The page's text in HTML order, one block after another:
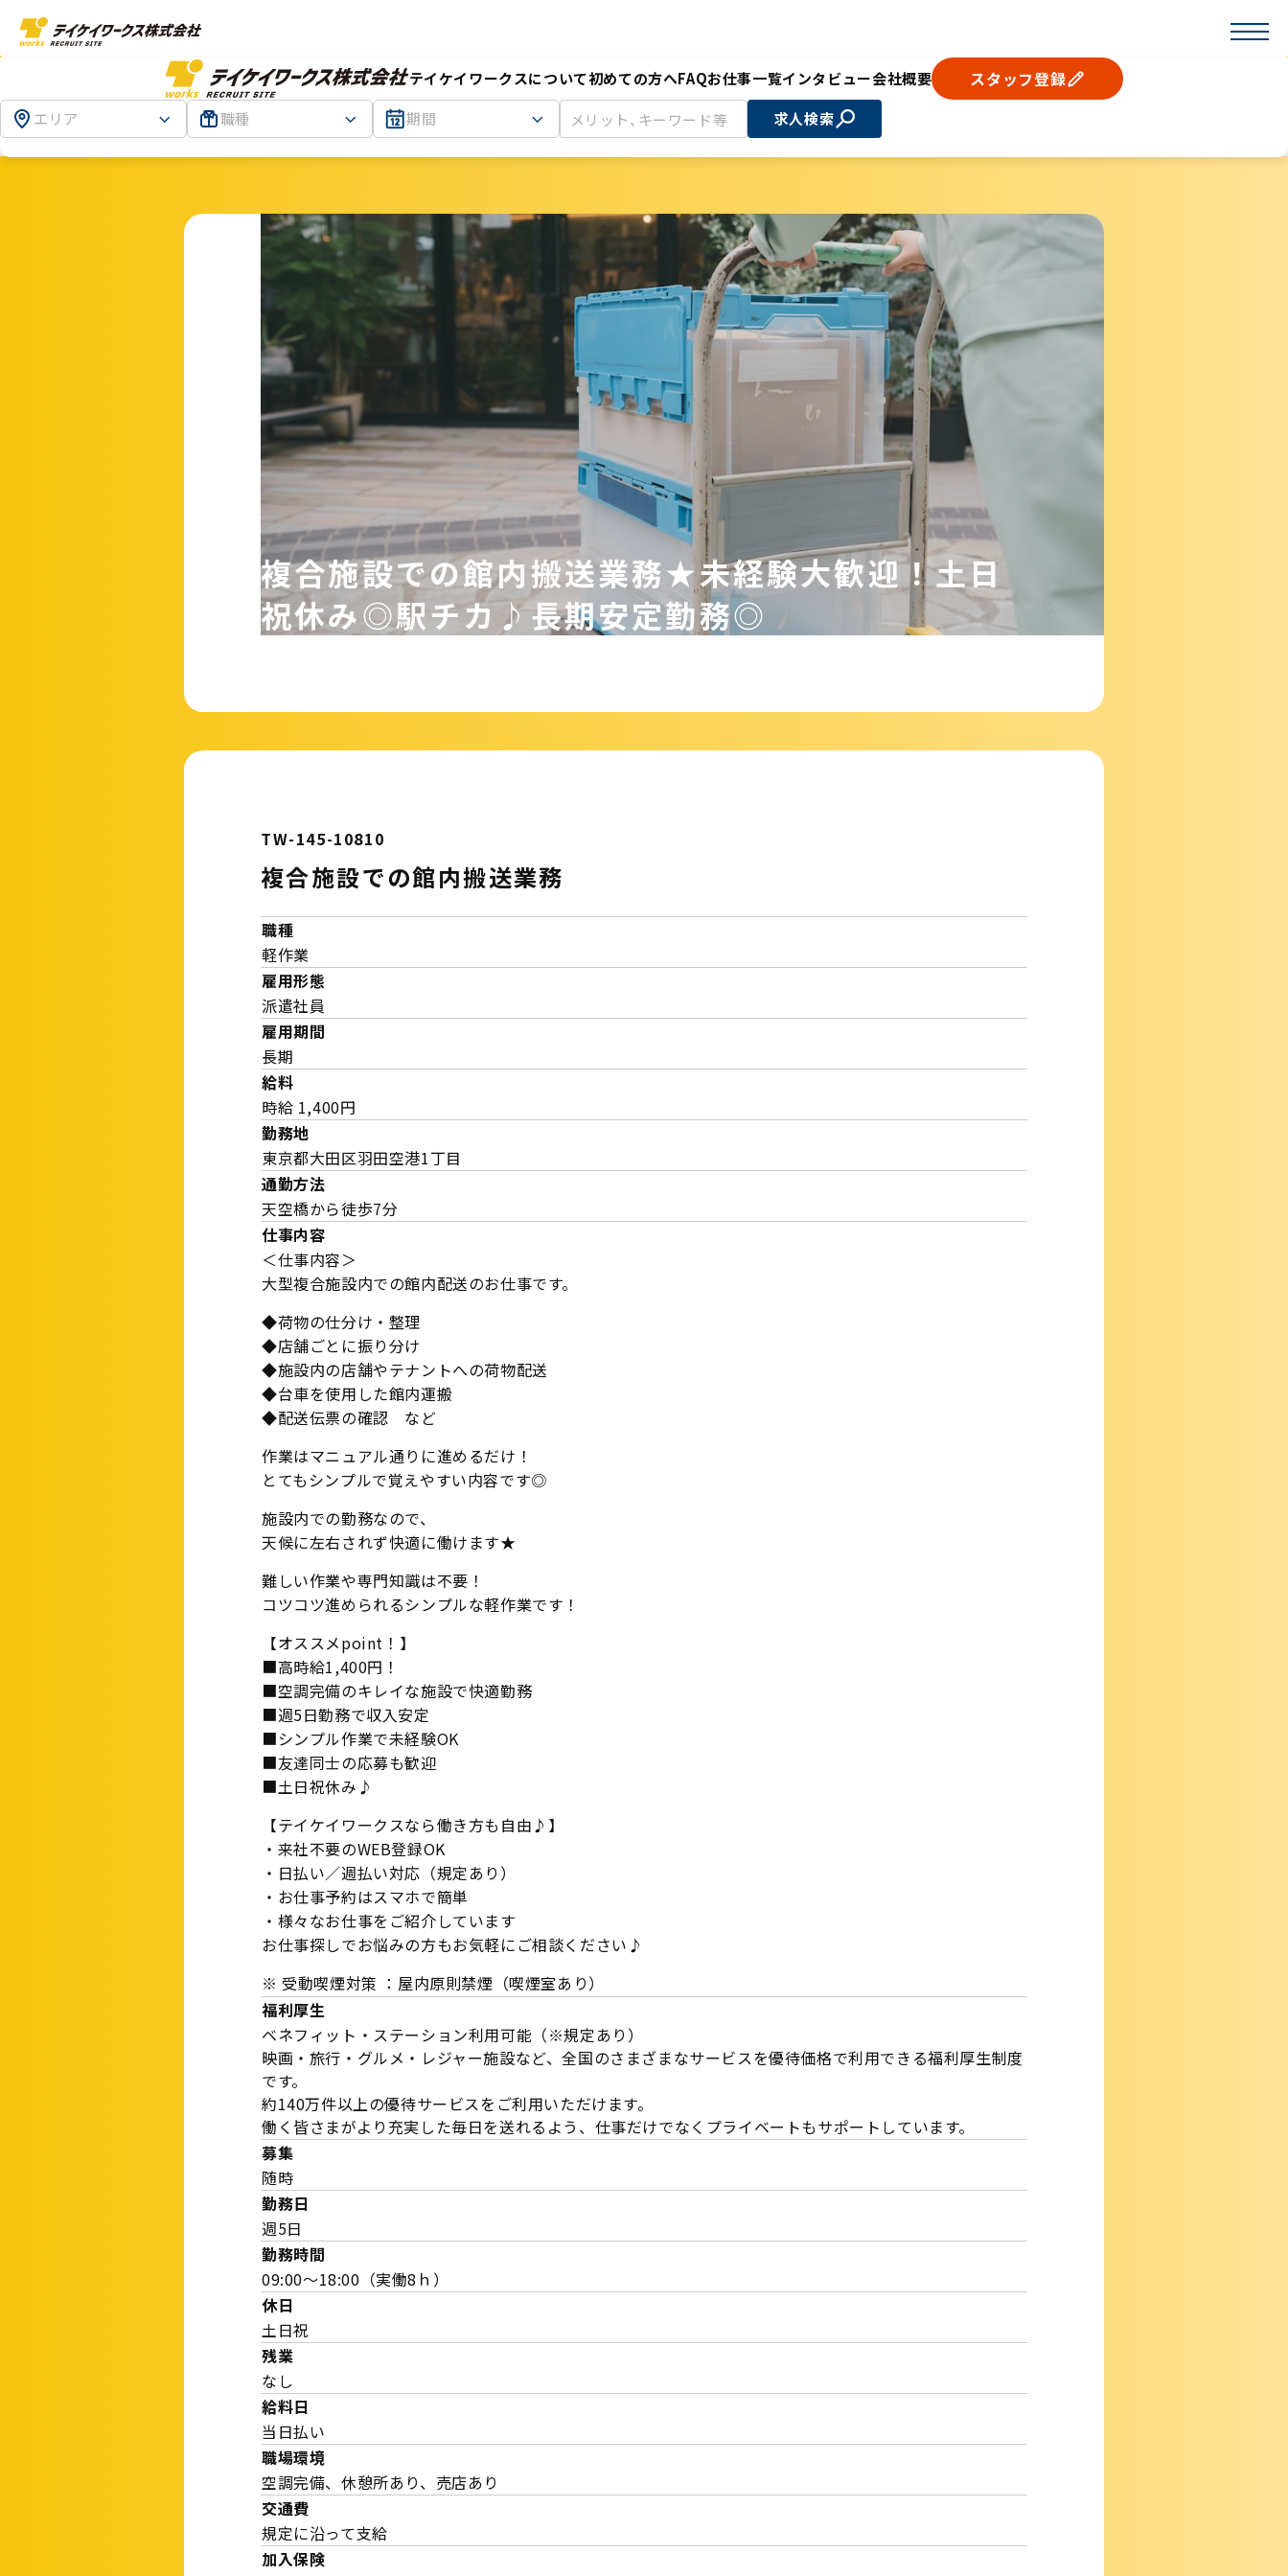
テイケイワークスについて初めての方へFAQお仕事一覧インタビュー会社概要 スタッフ登録
エリア 職種 期間 求人検索
複合施設での館内搬送業務★未経験大歓迎！土日
祝休み◎駅チカ♪長期安定勤務◎
TW-145-10810
複合施設での館内搬送業務
職種
軽作業
雇用形態
派遣社員
雇用期間
長期
給料
時給 1,400円
勤務地
東京都大田区羽田空港1丁目
通勤方法
天空橋から徒歩7分
仕事内容
＜仕事内容＞
大型複合施設内での館内配送のお仕事です。
◆荷物の仕分け・整理
◆店舗ごとに振り分け
◆施設内の店舗やテナントへの荷物配送
◆台車を使用した館内運搬
◆配送伝票の確認 など
作業はマニュアル通りに進めるだけ！
とてもシンプルで覚えやすい内容です◎
施設内での勤務なので、
天候に左右されず快適に働けます★
難しい作業や専門知識は不要！
コツコツ進められるシンプルな軽作業です！
【オススメpoint！】
■高時給1,400円！
■空調完備のキレイな施設で快適勤務
■週5日勤務で収入安定
■シンプル作業で未経験OK
■友達同士の応募も歓迎
■土日祝休み♪
【テイケイワークスなら働き方も自由♪】
・来社不要のWEB登録OK
・日払い／週払い対応（規定あり）
・お仕事予約はスマホで簡単
・様々なお仕事をご紹介しています
お仕事探しでお悩みの方もお気軽にご相談ください♪
※ 受動喫煙対策 ：屋内原則禁煙（喫煙室あり）
福利厚生
ベネフィット・ステーション利用可能（※規定あり）
映画・旅行・グルメ・レジャー施設など、全国のさまざまなサービスを優待価格で利用できる福利厚生制度
です。
約140万件以上の優待サービスをご利用いただけます。
働く皆さまがより充実した毎日を送れるよう、仕事だけでなくプライベートもサポートしています。
募集
随時
勤務日
週5日
勤務時間
09:00～18:00（実働8ｈ）
休日
土日祝
残業
なし
給料日
当日払い
職場環境
空調完備、休憩所あり、売店あり
交通費
規定に沿って支給
加入保険